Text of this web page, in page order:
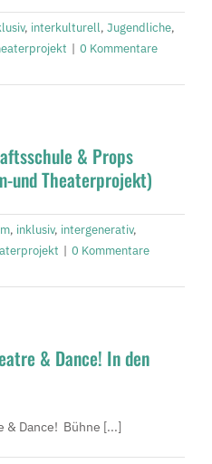
, interkulturell, Jugendliche,
| 0 Kommentare
& Props
und Theaterprojekt)
, inklusiv, intergenerativ,
| 0 Kommentare
& Dance! In den
& Dance! Bühne [...]